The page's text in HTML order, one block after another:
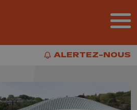
ALERTEZ-NOUS
ALERTEZ-NOUS